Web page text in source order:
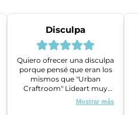
Disculpa
Quiero ofrecer una disculpa
porque pensé que eran los
mismos que "Urban
Craftroom" Lideart muy
amables me ayudaron a
gestionar un problema que
Mostrar más